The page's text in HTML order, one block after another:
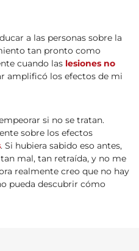
a las personas sobre la
tan pronto como
cuando las lesiones no
amplificó los efectos de mi
si no se tratan.
sobre los efectos
. Si hubiera sabido eso antes,
mal, tan retraída, y no me
realmente creo que no hay
pueda descubrir cómo